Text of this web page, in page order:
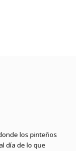
los pinteños
día de lo que